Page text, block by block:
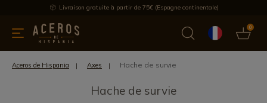
Livraison gratuite à partir de 75€ (Espagne continentale)
0
de cuisine Offre Dernières nouvelles Meilleures ventes
Aceros de Hispania Axes Hache de survie
Hache de survie